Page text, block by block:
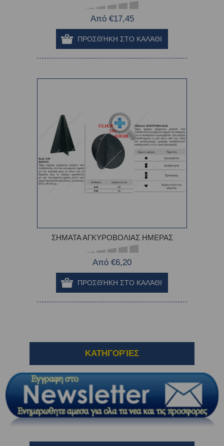
Από €17,45
ΣΗΜΑΤΑ ΑΓΚΥΡΟΒΟΛΙΑΣ ΗΜΕΡΑΣ
Από €6,20
ΚΑΤΗΓΟΡΊΕΣ